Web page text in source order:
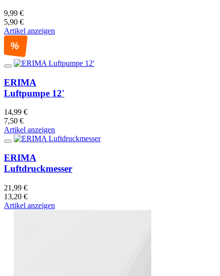
9,99 €
5,90 €
Artikel anzeigen
%
ERIMA
Luftpumpe 12'
14,99 €
7,50 €
Artikel anzeigen
ERIMA
Luftdruckmesser
21,99 €
13,20 €
Artikel anzeigen